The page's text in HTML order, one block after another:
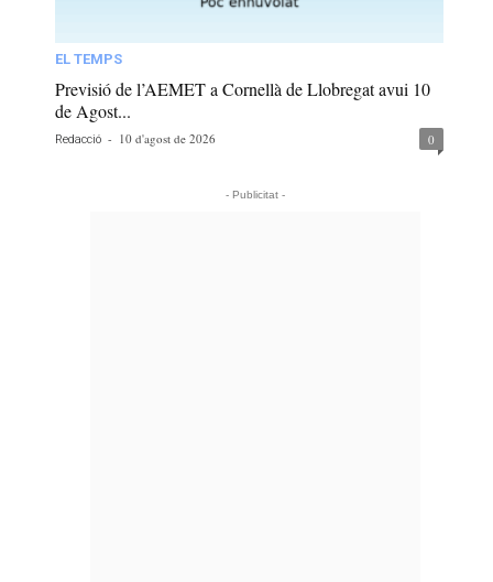
EL TEMPS
Previsió de l’AEMET a Cornellà de Llobregat avui 10
de Agost...
Redacció - 10 d'agost de 2026 0
- Publicitat -